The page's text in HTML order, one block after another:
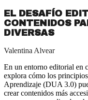
EL DESAFÍO
CONTENIDOS
DIVERSAS
Valentina Alvear
En un entorno editorial en
explora cómo los
Aprendizaje (DUA 3.0)
crear contenidos más